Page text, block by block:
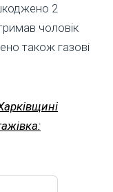
2
чоловік
також газові